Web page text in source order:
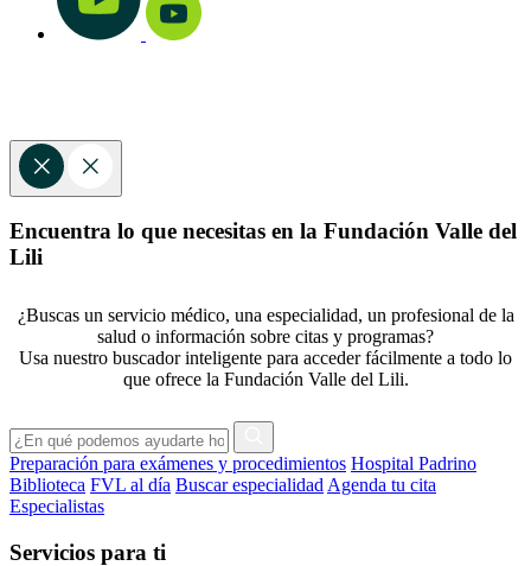
Encuentra lo que necesitas en la Fundación Valle del
Lili
¿Buscas un servicio médico, una especialidad, un profesional de la
salud o información sobre citas y programas?
Usa nuestro buscador inteligente para acceder fácilmente a todo lo
que ofrece la Fundación Valle del Lili.
Preparación para exámenes y procedimientos Hospital Padrino
Biblioteca FVL al día Buscar especialidad Agenda tu cita
Especialistas
Servicios para ti